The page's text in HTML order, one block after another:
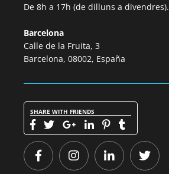
De 8h a 17h (de dilluns a divendres).
Barcelona
Calle de la Fruita, 3
Barcelona, 08002, España
SHARE WITH FRIENDS